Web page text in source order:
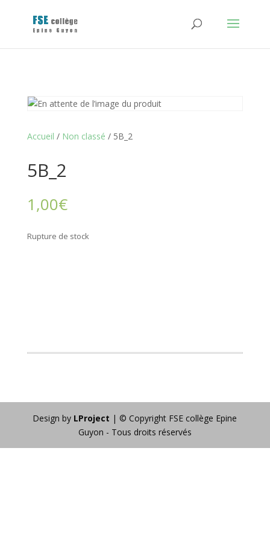
Accueil / Non classé / 5B_2
5B_2
1,00€
Rupture de stock
Design by LProject | © Copyright FSE collège Epine
Guyon - Tous droits réservés